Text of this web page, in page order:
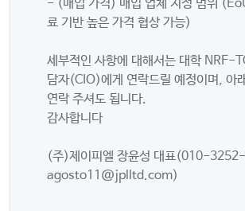
- (매입 가격) 매입 업체 지정 범위
료 기반 높은 가격 협상 가능)
세부적인 사항에 대해서는 대학 NRF-
담자(CIO)에게 연락드릴 예정이며, 아
연락 주셔도 됩니다.
감사합니다
(주)제이피엘 장윤성 대표(010-
agosto11@jplltd.com)